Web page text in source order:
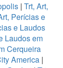
| Trt, Art,
Perícias e
e Laudos
Laudos em
Cerqueira
America |